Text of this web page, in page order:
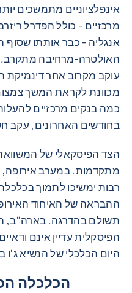
אינפלציוניים מתמשכים
מרכזיים - כולל הפדרל
אנגליה - כבר אותתו שסוף
עוקב מקרוב אחר דינמיקת
מכוונת לקראת המשך
כמה בנקים מרכזיים
בחודשים האחרונים, עקב
הצד הפיסקאלי של
מתקדמות. במערב
רבות ימשיכו לתמוך
תשולם בהדרגה. בארה"ב,
הפיסקלית עדיין אינם
היום הכלכלי של הנשיא ג'ו
הכלכלה